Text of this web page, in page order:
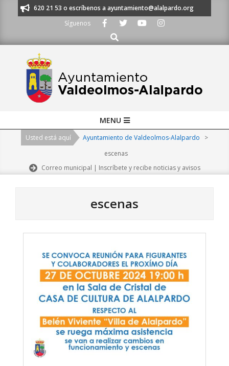
al 91 620 21 53 o escríbenos a ayuntamiento@alalpardo.org
Síguenos
Buscar
Navigation
MENU
Usted está aquí Ayuntamiento de Valdeolmos-Alalpardo
>
escenas
Correo municipal | Inscríbete y recibe noticias y avisos
escenas